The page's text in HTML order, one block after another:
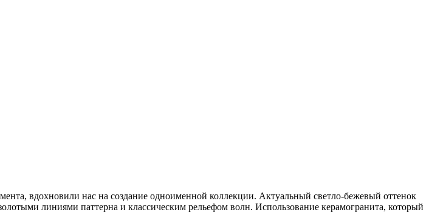
вдохновили нас на создание одноименной коллекции. Актуальный светло-бежевый оттенок
линиями паттерна и классическим рельефом волн. Использование керамогранита, который